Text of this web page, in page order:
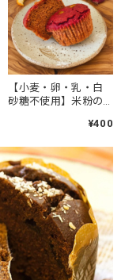
【小麦・卵・乳・白
砂糖不使用】米粉の
レンジピール）ビー
使用 アレルギー対応
グルテンフリー ヴィ
ーガン
¥400